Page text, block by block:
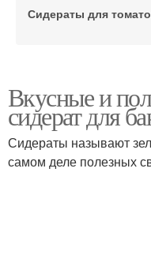
Сидераты для
Сидераты для
Вкусные и
сидерат для
Сидераты называют
самом деле полезных